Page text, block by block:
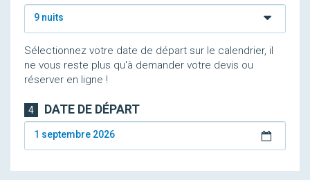
9 nuits
Sélectionnez votre date de départ sur le calendrier, il
ne vous reste plus qu'à demander votre devis ou
réserver en ligne !
4 DATE DE DÉPART
1 septembre 2026